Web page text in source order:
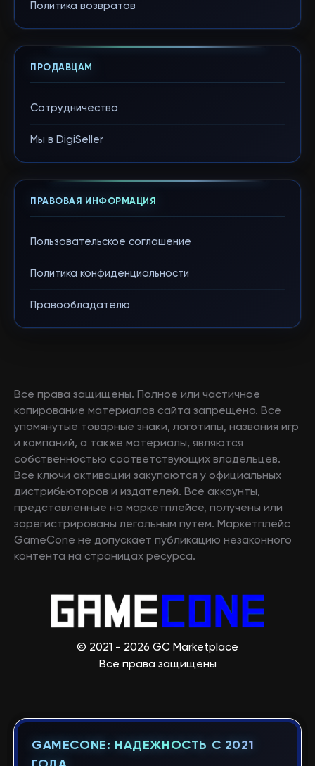
Политика возвратов
ПРОДАВЦАМ
Сотрудничество
Мы в DigiSeller
ПРАВОВАЯ ИНФОРМАЦИЯ
Пользовательское соглашение
Политика конфиденциальности
Правообладателю
Все права защищены. Полное или частичное
копирование материалов сайта запрещено. Все
упомянутые товарные знаки, логотипы, названия игр
и компаний, а также материалы, являются
собственностью соответствующих владельцев.
Все ключи активации закупаются у официальных
дистрибьюторов и издателей. Все аккаунты,
представленные на маркетплейсе, получены или
зарегистрированы легальным путем. Маркетплейс
GameCone не допускает публикацию незаконного
контента на страницах ресурса.
© 2021 - 2026 GC Marketplace
Все права защищены
GAMECONE: НАДЕЖНОСТЬ С 2021